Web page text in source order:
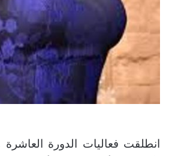
انطلقت فعاليات الدورة